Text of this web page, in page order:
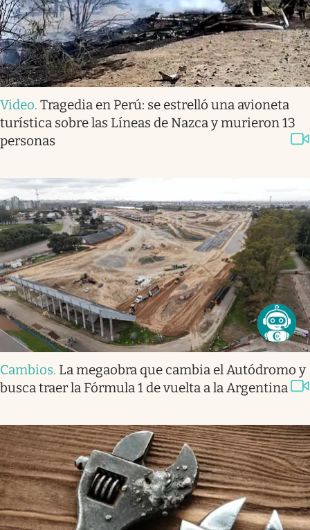
Video. Tragedia en Perú: se estrelló una avioneta
turística sobre las Líneas de Nazca y murieron 13
personas
Cambios. La megaobra que cambia el Autódromo y
busca traer la Fórmula 1 de vuelta a la Argentina